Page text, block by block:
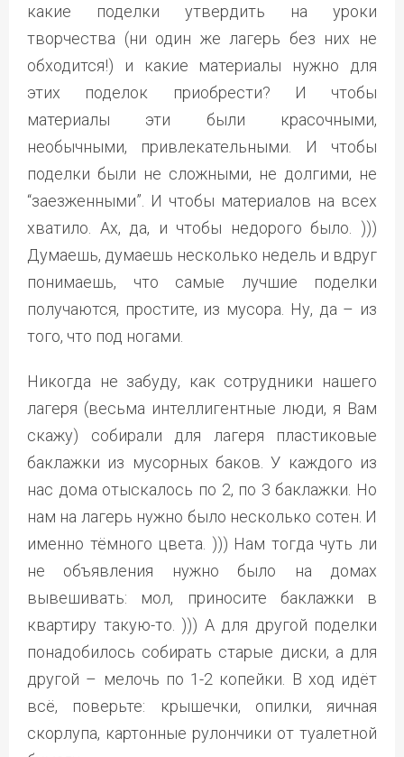
какие поделки утвердить на уроки
творчества (ни один же лагерь без них не
обходится!) и какие материалы нужно для
этих поделок приобрести? И чтобы
материалы эти были красочными,
необычными, привлекательными. И чтобы
поделки были не сложными, не долгими, не
“заезженными”. И чтобы материалов на всех
хватило. Ах, да, и чтобы недорого было. )))
Думаешь, думаешь несколько недель и вдруг
понимаешь, что самые лучшие поделки
получаются, простите, из мусора. Ну, да – из
того, что под ногами.
Никогда не забуду, как сотрудники нашего
лагеря (весьма интеллигентные люди, я Вам
скажу) собирали для лагеря пластиковые
баклажки из мусорных баков. У каждого из
нас дома отыскалось по 2, по 3 баклажки. Но
нам на лагерь нужно было несколько сотен. И
именно тёмного цвета. ))) Нам тогда чуть ли
не объявления нужно было на домах
вывешивать: мол, приносите баклажки в
квартиру такую-то. ))) А для другой поделки
понадобилось собирать старые диски, а для
другой – мелочь по 1-2 копейки. В ход идёт
всё, поверьте: крышечки, опилки, яичная
скорлупа, картонные рулончики от туалетной